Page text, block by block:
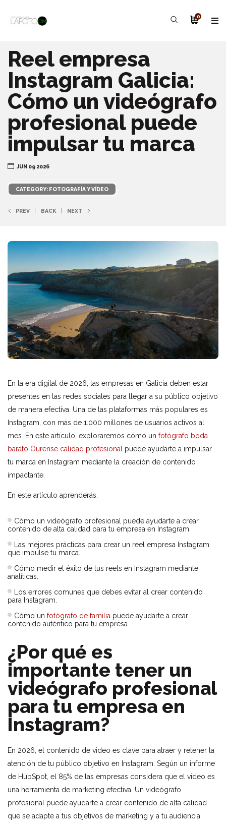
0
Reel empresa
Instagram Galicia:
Cómo un videógrafo
profesional puede
impulsar tu marca
JUN 09 2026
CATEGORY: FOTOGRAFÍA Y VÍDEO
PREV BACK NEXT
En la era digital de 2026, las empresas en Galicia deben estar
presentes en las redes sociales para llegar a su público objetivo
de manera efectiva. Una de las plataformas más populares es
Instagram, con más de 1.000 millones de usuarios activos al
mes. En este artículo, exploraremos cómo un fotógrafo boda
barato Ourense calidad profesional puede ayudarte a impulsar
tu marca en Instagram mediante la creación de contenido
impactante.
En este artículo aprenderás:
Cómo un videógrafo profesional puede ayudarte a crear
contenido de alta calidad para tu empresa en Instagram.
Las mejores prácticas para crear un reel empresa Instagram
que impulse tu marca.
Cómo medir el éxito de tus reels en Instagram mediante
analíticas.
Los errores comunes que debes evitar al crear contenido
para Instagram.
Cómo un fotógrafo de familia puede ayudarte a crear
contenido auténtico para tu empresa.
¿Por qué es
importante tener un
videógrafo profesional
para tu empresa en
Instagram?
En 2026, el contenido de video es clave para atraer y retener la
atención de tu público objetivo en Instagram. Según un informe
de HubSpot, el 85% de las empresas considera que el video es
una herramienta de marketing efectiva. Un videógrafo
profesional puede ayudarte a crear contenido de alta calidad
que se adapte a tus objetivos de marketing y a tu audiencia.